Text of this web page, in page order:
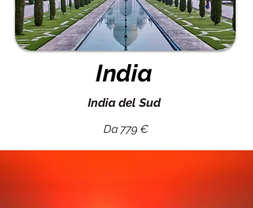
India
India del Sud
Da 779 €